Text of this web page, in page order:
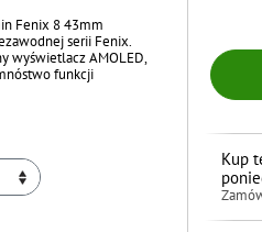
Fenix 8 43mm
serii Fenix.
wyświetlacz AMOLED,
funkcji
Kup